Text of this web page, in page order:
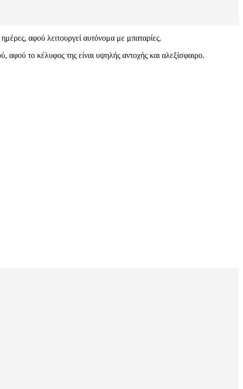
αφού λειτουργεί αυτόνομα με μπαταρίες.
το κέλυφος της είναι υψηλής αντοχής και αλεξίσφαιρο.